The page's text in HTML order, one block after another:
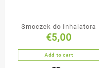
Smoczek do Inhalatora
€5,00
Add to cart